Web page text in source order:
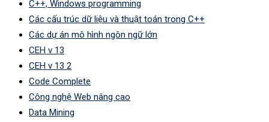
C++, Windows programming
Các cấu trúc dữ liệu và thuật toán trong C++
Các dự án mô hình ngôn ngữ lớn
CEH v 13
CEH v 13 2
Code Complete
Công nghệ Web nâng cao
Data Mining